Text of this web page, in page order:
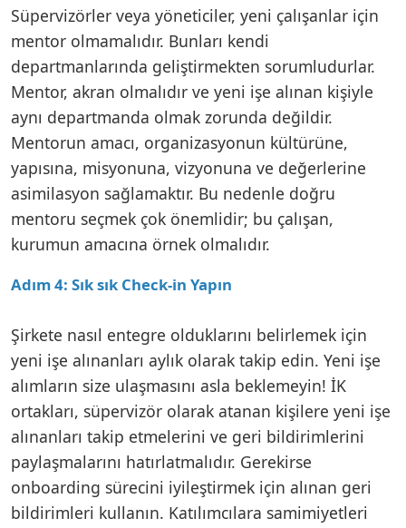
Süpervizörler veya yöneticiler, yeni çalışanlar için
mentor olmamalıdır. Bunları kendi
departmanlarında geliştirmekten sorumludurlar.
Mentor, akran olmalıdır ve yeni işe alınan kişiyle
aynı departmanda olmak zorunda değildir.
Mentorun amacı, organizasyonun kültürüne,
yapısına, misyonuna, vizyonuna ve değerlerine
asimilasyon sağlamaktır. Bu nedenle doğru
mentoru seçmek çok önemlidir; bu çalışan,
kurumun amacına örnek olmalıdır.
Adım 4: Sık sık Check-in Yapın
Şirkete nasıl entegre olduklarını belirlemek için
yeni işe alınanları aylık olarak takip edin. Yeni işe
alımların size ulaşmasını asla beklemeyin! İK
ortakları, süpervizör olarak atanan kişilere yeni işe
alınanları takip etmelerini ve geri bildirimlerini
paylaşmalarını hatırlatmalıdır. Gerekirse
onboarding sürecini iyileştirmek için alınan geri
bildirimleri kullanın. Katılımcılara samimiyetleri